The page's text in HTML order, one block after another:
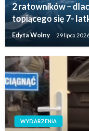
2 ratowników –
topiącego się 7-
Edyta Wolny 29 lipca
WYDARZENIA